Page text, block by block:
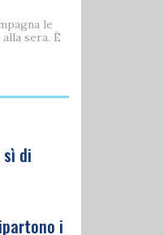
le
sera. È
di
i